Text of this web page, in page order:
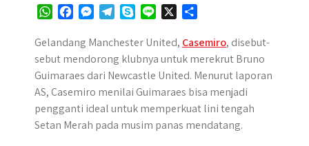
W
a
t
s
A
p
c
e
b
o
o
s
s
e
n
r
l
e
g
r
y
p
e
n
e
a
r
e
Gelandang Manchester United, Casemiro, disebut-
sebut mendorong klubnya untuk merekrut Bruno
Guimaraes dari Newcastle United. Menurut laporan
AS, Casemiro menilai Guimaraes bisa menjadi
pengganti ideal untuk memperkuat lini tengah
Setan Merah pada musim panas mendatang.